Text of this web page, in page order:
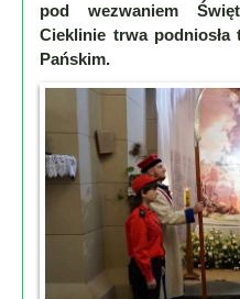
Narty
Filmy
Kamery
Przydatne
pod wezwaniem
Cieklinie trwa
Pańskim.